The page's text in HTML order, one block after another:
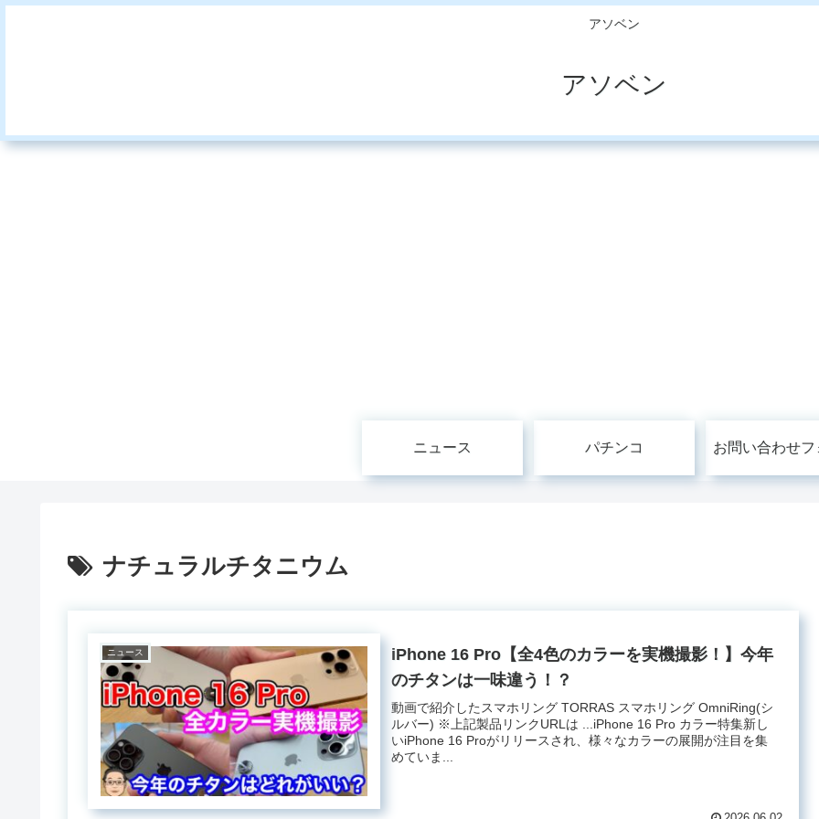
アソベン
アソベン
ニュース パチンコ お問い合わせフ
ナチュラルチタニウム
ニュース
iPhone 16 Pro【全4色のカラーを実機撮影！】今年
のチタンは一味違う！？
動画で紹介したスマホリング TORRAS スマホリング OmniRing(シ
ルバー) ※上記製品リンクURLは ...iPhone 16 Pro カラー特集新し
いiPhone 16 Proがリリースされ、様々なカラーの展開が注目を集
めていま...